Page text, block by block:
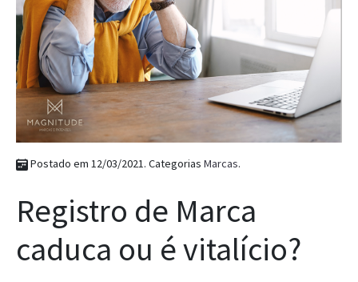
Postado em 12/03/2021. Categorias Marcas.
Registro de Marca
caduca ou é vitalício?